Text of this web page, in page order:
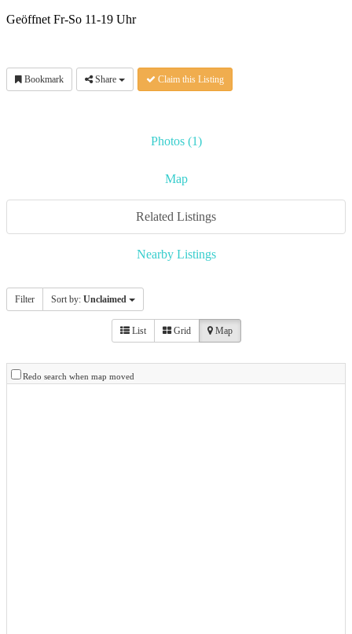
Geöffnet Fr-So 11-19 Uhr
Bookmark Share Claim this Listing
Photos (1)
Map
Related Listings
Nearby Listings
Filter Sort by: Unclaimed
List Grid Map
Redo search when map moved